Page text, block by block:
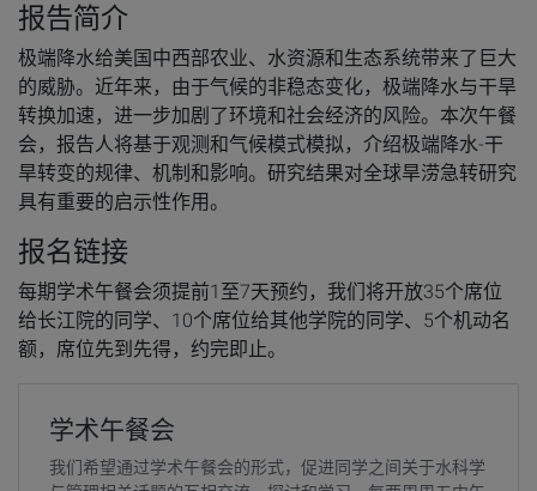
报告简介
极端降水给美国中西部农业、水资源和生态系统带来了巨大
的威胁。近年来，由于气候的非稳态变化，极端降水与干旱
转换加速，进一步加剧了环境和社会经济的风险。本次午餐
会，报告人将基于观测和气候模式模拟，介绍极端降水-干
旱转变的规律、机制和影响。研究结果对全球旱涝急转研究
具有重要的启示性作用。
报名链接
每期学术午餐会须提前1至7天预约，我们将开放35个席位
给长江院的同学、10个席位给其他学院的同学、5个机动名
额，席位先到先得，约完即止。